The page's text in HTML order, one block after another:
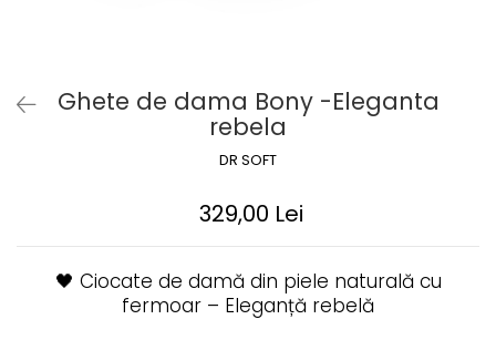
Ghete de dama Bony -Eleganta
rebela
DR SOFT
329,00 Lei
🖤 Ciocate de damă din piele naturală cu
fermoar – Eleganță rebelă